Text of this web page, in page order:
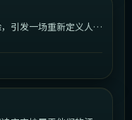
引发一场重新定义人类